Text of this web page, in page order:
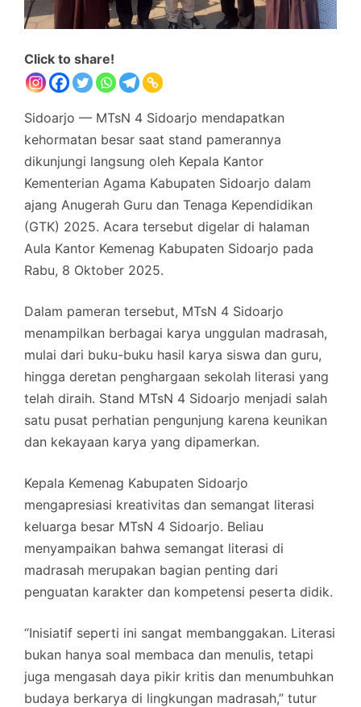
Click to share!
Sidoarjo — MTsN 4 Sidoarjo mendapatkan
kehormatan besar saat stand pamerannya
dikunjungi langsung oleh Kepala Kantor
Kementerian Agama Kabupaten Sidoarjo dalam
ajang Anugerah Guru dan Tenaga Kependidikan
(GTK) 2025. Acara tersebut digelar di halaman
Aula Kantor Kemenag Kabupaten Sidoarjo pada
Rabu, 8 Oktober 2025.
Dalam pameran tersebut, MTsN 4 Sidoarjo
menampilkan berbagai karya unggulan madrasah,
mulai dari buku-buku hasil karya siswa dan guru,
hingga deretan penghargaan sekolah literasi yang
telah diraih. Stand MTsN 4 Sidoarjo menjadi salah
satu pusat perhatian pengunjung karena keunikan
dan kekayaan karya yang dipamerkan.
Kepala Kemenag Kabupaten Sidoarjo
mengapresiasi kreativitas dan semangat literasi
keluarga besar MTsN 4 Sidoarjo. Beliau
menyampaikan bahwa semangat literasi di
madrasah merupakan bagian penting dari
penguatan karakter dan kompetensi peserta didik.
“Inisiatif seperti ini sangat membanggakan. Literasi
bukan hanya soal membaca dan menulis, tetapi
juga mengasah daya pikir kritis dan menumbuhkan
budaya berkarya di lingkungan madrasah,” tutur